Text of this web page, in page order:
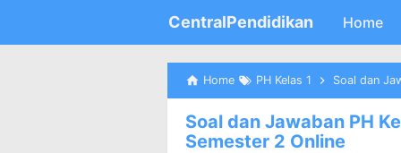
CentralPendidikan Home
Home PH Kelas 1 Soal dan
Soal dan Jawaban PH
Semester 2 Online